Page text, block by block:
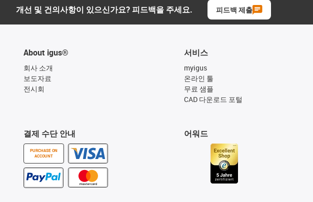
개선 및 건의사항이 있으신가요? 피드백을 주세요. 피드백 제출
About igus®
회사 소개
보도자료
전시회
결제 수단 안내
PURCHASE ON
ACCOUNT
서비스
myigus
온라인 툴
무료 샘플
CAD 다운로드 포털
어워드